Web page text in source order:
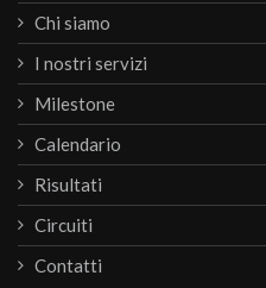
Chi siamo
I nostri servizi
Milestone
Calendario
Risultati
Circuiti
Contatti